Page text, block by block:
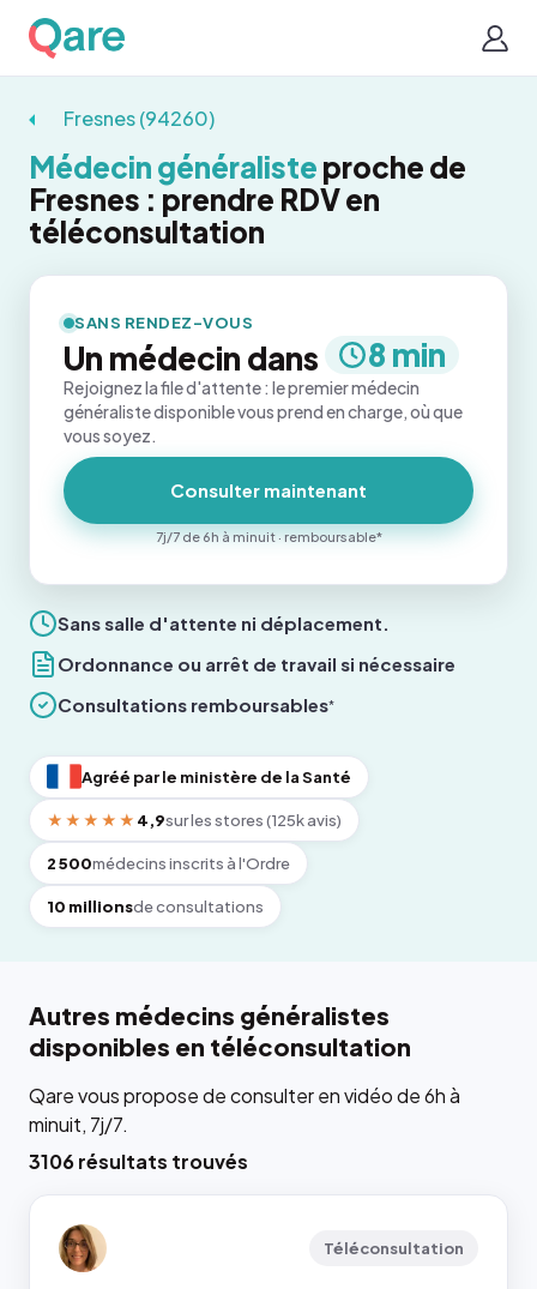
Fresnes (94260)
Médecin généraliste proche de
Fresnes : prendre RDV en
téléconsultation
Sans salle d'attente ni déplacement.
Ordonnance ou arrêt de travail si nécessaire
Consultations remboursables*
Agréé par le ministère de la Santé
★★★★★ 4,9sur les stores (125k avis)
2 500médecins inscrits à l'Ordre
10 millionsde consultations
SANS RENDEZ-VOUS
Un médecin dans 8 min
Rejoignez la file d'attente : le premier médecin
généraliste disponible vous prend en charge, où que
vous soyez.
Consulter maintenant
7j/7 de 6h à minuit · remboursable*
Autres médecins généralistes
disponibles en téléconsultation
Qare vous propose de consulter en vidéo de 6h à
minuit, 7j/7.
3106 résultats trouvés
Téléconsultation